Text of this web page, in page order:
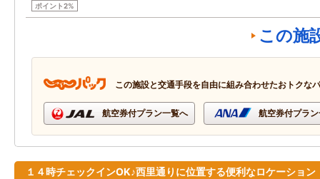
ポイント2%
この施
この施設と交通手段を自由に組み合わせたおトクな
航空券付プラン一覧へ 航空券付プラ
１４時チェックインOK♪西里通りに位置する便利なロケーション